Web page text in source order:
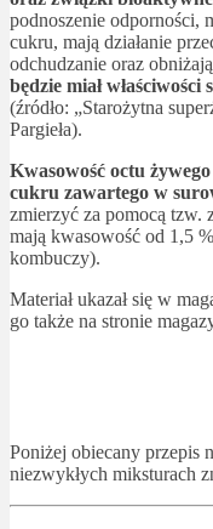
podnoszenie odporności,
cukru, mają działanie
odchudzanie oraz
będzie miał
(źródło: „Starożytna
Pargieła).
Kwasowość octu
cukru zawartego w
zmierzyć za pomocą tzw.
mają kwasowość od 1,5
kombuczy).
Materiał ukazał się w
go także na stronie
Poniżej obiecany przepis
niezwykłych miksturach